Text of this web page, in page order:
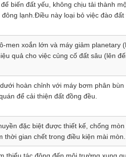
biến đất yếu, không chịu tải thành
lạnh.Điều này loại bỏ việc đào đất
xoắn lớn và máy giảm planetary
quả cho việc củng cố đất sâu (lên
hoàn chỉnh với máy bơm phân
để cải thiện đất đồng đều.
đặc biệt được thiết kế, chống mòn
thời gian chết trong điều kiện mài mòn.